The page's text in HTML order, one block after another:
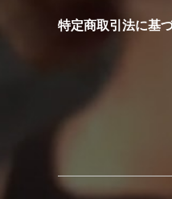
特定商取引法に基